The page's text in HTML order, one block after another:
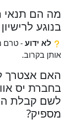
מה הם תנאי
בנוגע
לא ידוע- טרם
אותן בקרוב.
האם אצטרך
בחברת יס
לשם קבלת
מספיק?